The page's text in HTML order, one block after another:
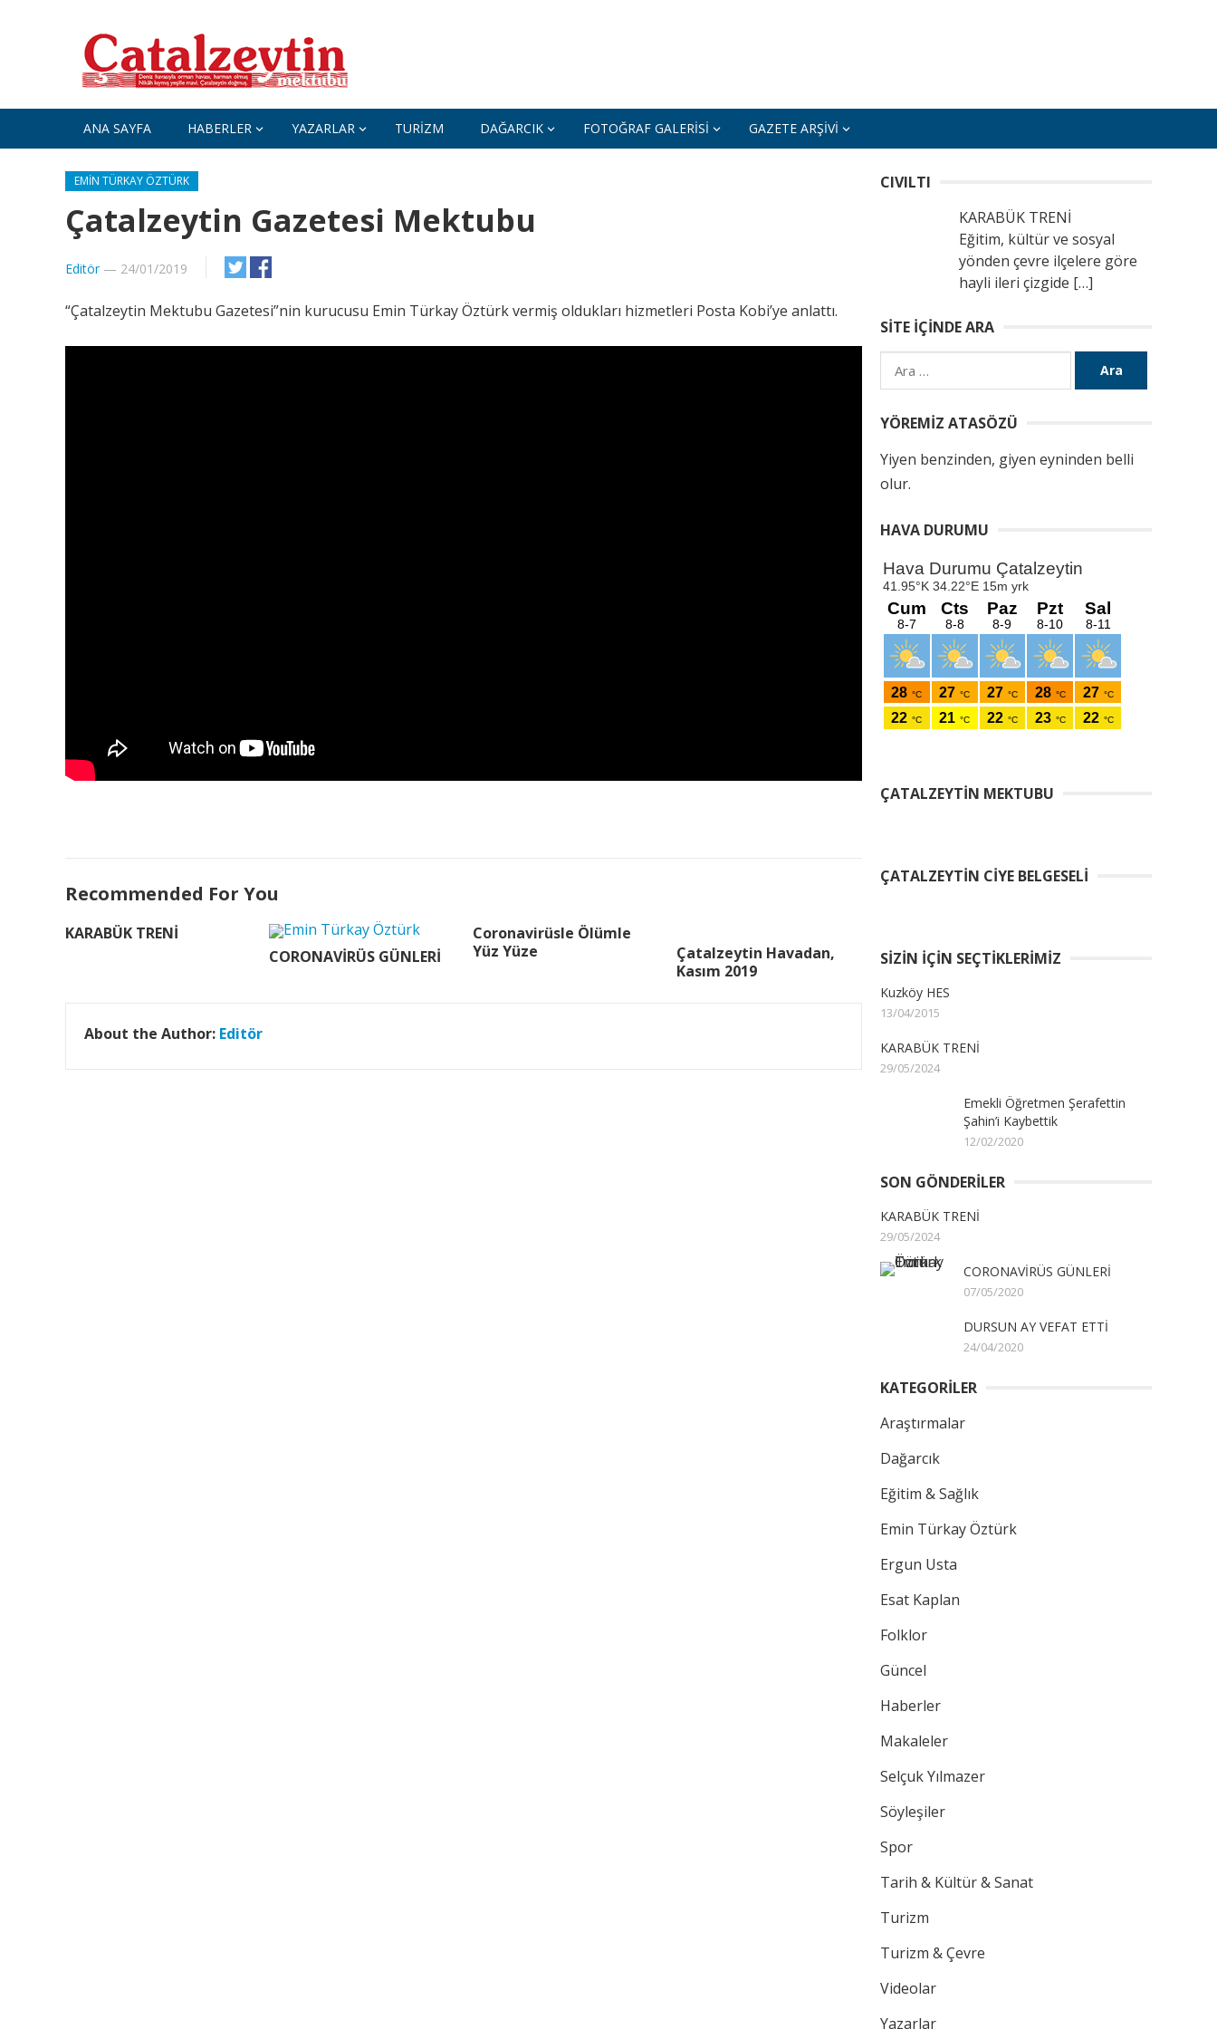
ANA SAYFA HABERLER YAZARLAR TURIZM DAĞARCIK FOTOĞRAF GALERISI GAZETE ARŞIVI
EMIN TÜRKAY ÖZTÜRK
Çatalzeytin Gazetesi Mektubu
Editör— 24/01/2019
“Çatalzeytin Mektubu Gazetesi”nin kurucusu Emin Türkay Öztürk vermiş oldukları hizmetleri Posta Kobi’ye anlattı.
Recommended For You
KARABÜK TRENİ
CORONAVİRÜS GÜNLERİ
Coronavirüsle Ölümle
Yüz Yüze
Çatalzeytin Havadan,
Kasım 2019
About the Author: Editör
CIVILTI
KARABÜK TRENİ
Eğitim, kültür ve sosyal
yönden çevre ilçelere göre
hayli ileri çizgide […]
SITE İÇINDE ARA
Arama:
YÖREMIZ ATASÖZÜ
Yiyen benzinden, giyen eyninden belli
olur.
HAVA DURUMU
ÇATALZEYTIN MEKTUBU
ÇATALZEYTIN CIYE BELGESELI
SIZIN İÇIN SEÇTIKLERIMIZ
Kuzköy HES
13/04/2015
KARABÜK TRENİ
29/05/2024
Emekli Öğretmen Şerafettin
Şahin’i Kaybettik
12/02/2020
SON GÖNDERILER
KARABÜK TRENİ
29/05/2024
CORONAVİRÜS GÜNLERİ
07/05/2020
DURSUN AY VEFAT ETTİ
24/04/2020
KATEGORİLER
Araştırmalar
Dağarcık
Eğitim & Sağlık
Emin Türkay Öztürk
Ergun Usta
Esat Kaplan
Folklor
Güncel
Haberler
Makaleler
Selçuk Yılmazer
Söyleşiler
Spor
Tarih & Kültür & Sanat
Turizm
Turizm & Çevre
Videolar
Yazarlar